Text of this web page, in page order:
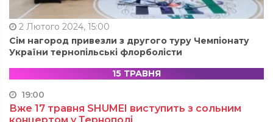
2 Лютого 2024, 15:00
Сім нагород привезли з другого туру Чемпіонату
України тернопільські флорболісти
15 ТРАВНЯ
19:00
Вже 17 травня SHUMEI виступить з сольним
концертом у Тернополі